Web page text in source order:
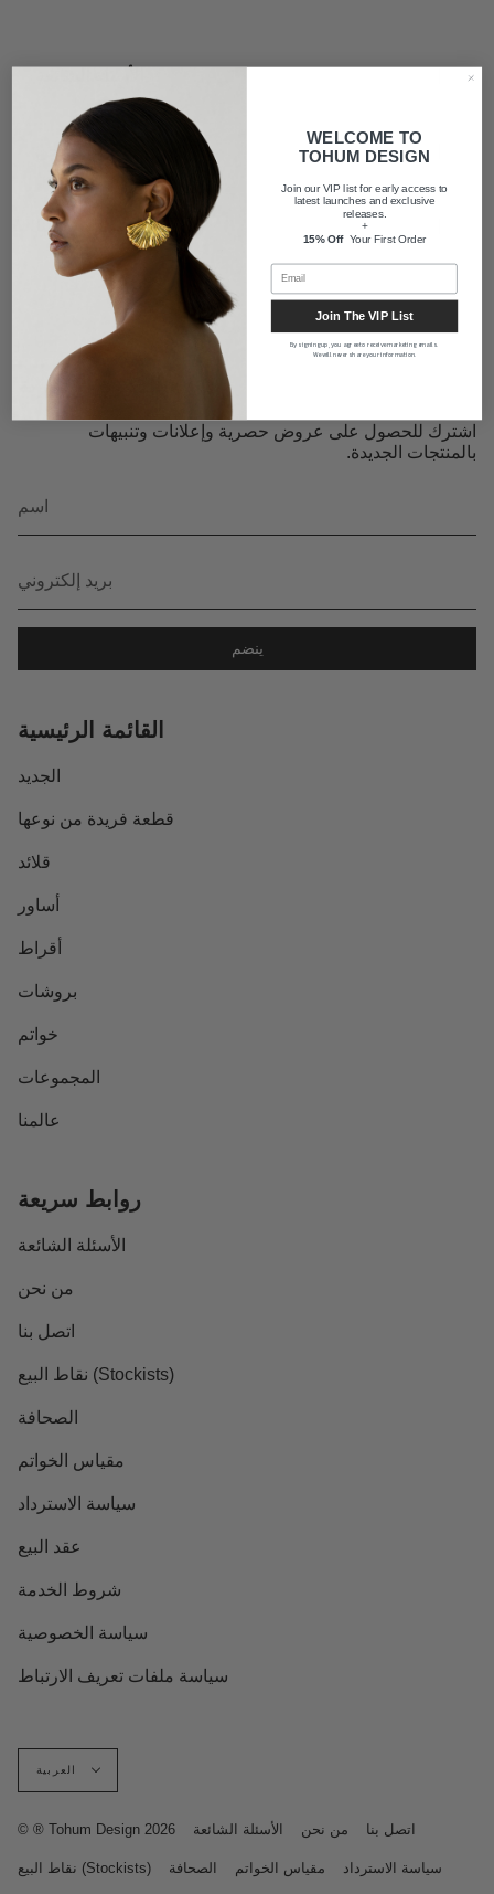
شحن
معلومات عنا
النشرة الإخبارية
اشترك للحصول على عروض حصرية وإعلانات وتنبيهات
بالمنتجات الجديدة.
ينضم
القائمة الرئيسية
الجديد
قطعة فريدة من نوعها
قلائد
أساور
أقراط
بروشات
خواتم
المجموعات
عالمنا
روابط سريعة
الأسئلة الشائعة
من نحن
اتصل بنا
نقاط البيع (Stockists)
الصحافة
مقياس الخواتم
سياسة الاسترداد
عقد البيع
شروط الخدمة
سياسة الخصوصية
سياسة ملفات تعريف الارتباط
لغة
© ® Tohum Design 2026 الأسئلة الشائعة من نحن اتصل بنا
نقاط البيع (Stockists) الصحافة مقياس الخواتم سياسة الاسترداد
WELCOME TO
TOHUM DESIGN
Join our VIP list for early access to
latest launches and exclusive
releases.
+
15% OffYour First Order
Join The VIP List
By signing up, you agree to receive marketing emails.
We will never share your information.